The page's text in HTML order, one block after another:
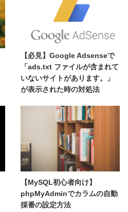
【必見】Google Adsenseで
「ads.txt ファイルが含まれて
いないサイトがあります。」
が表示された時の対処法
【MySQL初心者向け】
phpMyAdminでカラムの自動
採番の設定方法